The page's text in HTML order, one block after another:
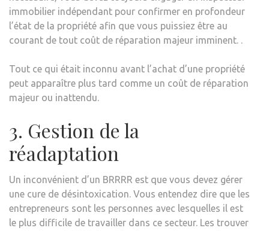
immobilier indépendant pour confirmer en profondeur
l’état de la propriété afin que vous puissiez être au
courant de tout coût de réparation majeur imminent. .
Tout ce qui était inconnu avant l’achat d’une propriété
peut apparaître plus tard comme un coût de réparation
majeur ou inattendu.
3. Gestion de la
réadaptation
Un inconvénient d’un BRRRR est que vous devez gérer
une cure de désintoxication. Vous entendez dire que les
entrepreneurs sont les personnes avec lesquelles il est
le plus difficile de travailler dans ce secteur. Les trouver